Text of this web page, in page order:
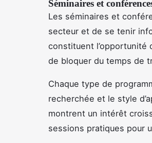
Séminaires et
Les séminaires et
secteur et de se tenir
constituent
de bloquer du temps de
Chaque type de
recherchée et le style
montrent un intérêt
sessions pratiques pour